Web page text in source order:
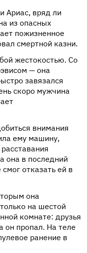
Ариас, вряд ли
из опасных
пожизненное
смертной казни.
жестокостью. Со
— она
завязался
скоро мужчина
внимания
ему машину,
она в последний
отказать ей в
она
на шестой
комнате: друзья
он пропал. На теле
ранение в